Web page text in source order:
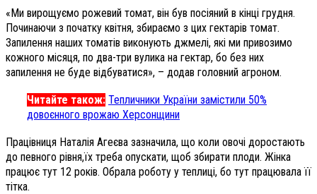
«Ми вирощуємо рожевий томат, він був посіяний в кінці грудня.
Починаючи з початку квітня, збираємо з цих гектарів томат.
Запилення наших томатів виконують джмелі, які ми привозимо
кожного місяця, по два-три вулика на гектар, бо без них
запилення не буде відбуватися», – додав головний агроном.
Читайте також: Тепличники України замістили 50%
довоєнного врожаю Херсонщини
Працівниця Наталія Агеєва зазначила, що коли овочі доростають
до певного рівня,їх треба опускати, щоб збирати плоди. Жінка
працює тут 12 років. Обрала роботу у теплиці, бо тут працювала її
тітка.